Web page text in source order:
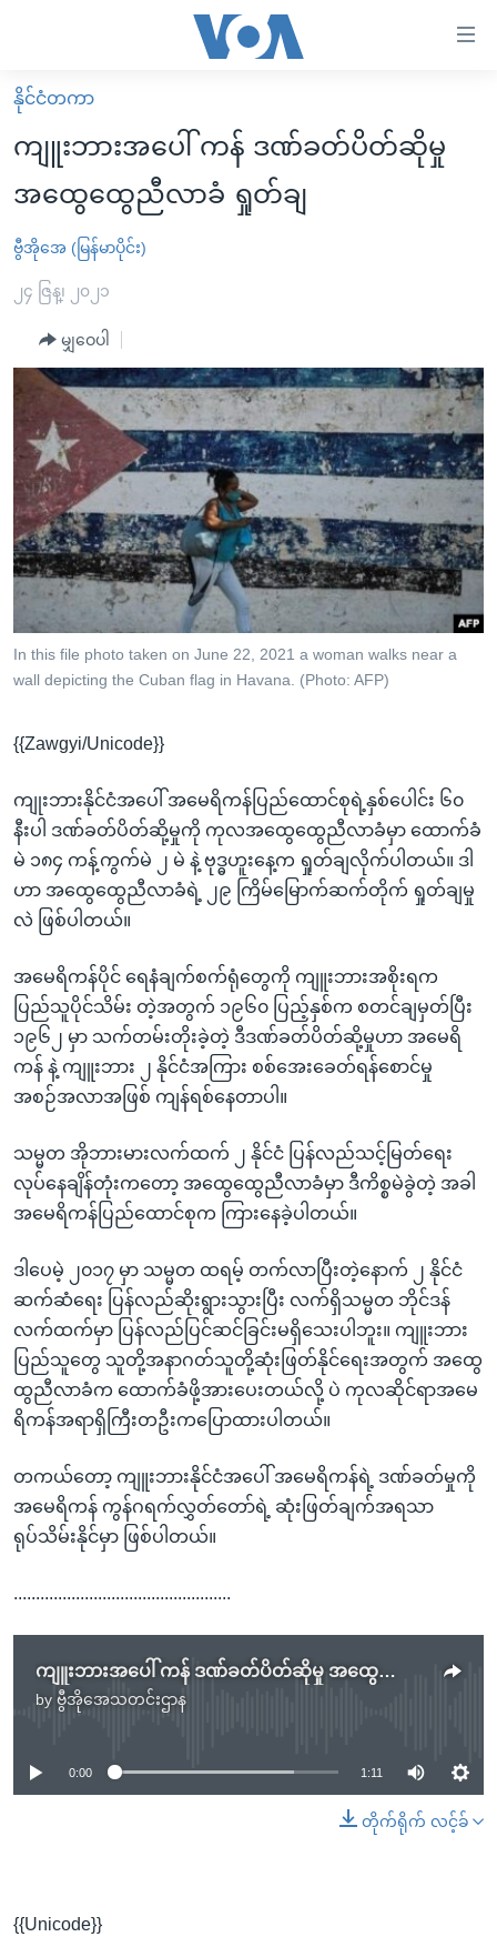
လွယ်ကူ
စေ
များ
ပင်မ
ကျော်
ပင်မ
အ
ညွန်း
စာမျက်နှာ
ကျော်
ကြည့်
ရန်
ရန်
သို့
ကျော်
ရန်
မူလစာမျက်နှာ
မြန်မာ
ကမ္ဘာ့သတင်းများ
နိုင်ငံတကာ
အမေရိကန်
အစ္စရေး-ပါလက်စတိုင်း
ဗွီဒီယို
သတင်းလွတ်လပ်ခွင့်
အင်္ဂလိပ်စာလေ့လာမယ်
အမေရိကန်သုံးအီဒီယံ
မကြေးမုံရဲ့ အင်္ဂလိပ်စာ
ရုပ်ရှင်ထဲက အင်္ဂလိပ်စာ
သုတပဒေသာ အင်္ဂလိပ်စာ
အပတ်စဉ်ကဏ္ဍများ
ရေဒီယို
တီဗွီ
ရေဒီယိုနှင့်ရုပ်သံ အချက်အလက်များ
ရေဒီယို/တီဗွီအစီအစဉ်
Learning English
ဗွီအိုအေ လူမှုကွန်ယက်များ
နိုင်ငံတကာ
ကျူးဘားအပေါ် ကန် ဒဏ်ခတ်ပိတ်ဆိုမှု
အထွေထွေညီလာခံ ရှုတ်ချ
ဗွီအိုအေ (မြန်မာပိုင်း)
၂၄ ဇြန္၊ ၂၀၂၁
မျှဝေပါ
In this file photo taken on June 22, 2021 a woman walks near a
wall depicting the Cuban flag in Havana. (Photo: AFP)
{{Zawgyi/Unicode}}
ကျုးဘားနိုင်ငံအပေါ် အမေရိကန်ပြည်ထောင်စုရဲ့နှစ်ပေါင်း ၆၀
နီးပါ ဒဏ်ခတ်ပိတ်ဆို့မှုကို ကုလအထွေထွေညီလာခံမှာ ထောက်ခံ
မဲ ၁၈၄ ကန့်ကွက်မဲ ၂ မဲ နဲ့ ဗုဒ္ဓဟူးနေ့က ရှုတ်ချလိုက်ပါတယ်။ ဒါ
ဟာ အထွေထွေညီလာခံရဲ့ ၂၉ ကြိမ်မြောက်ဆက်တိုက် ရှုတ်ချမှု
လဲ ဖြစ်ပါတယ်။
အမေရိကန်ပိုင် ရေနံချက်စက်ရုံတွေကို ကျူးဘားအစိုးရက
ပြည်သူပိုင်သိမ်း တဲ့အတွက် ၁၉၆၀ ပြည့်နှစ်က စတင်ချမှတ်ပြီး
၁၉၆၂ မှာ သက်တမ်းတိုးခဲ့တဲ့ ဒီဒဏ်ခတ်ပိတ်ဆို့မှုဟာ အမေရိ
ကန် နဲ့ ကျူးဘား ၂ နိုင်ငံအကြား စစ်အေးခေတ်ရန်စောင်မှု
အစဉ်အလာအဖြစ် ကျန်ရစ်နေတာပါ။
သမ္မတ အိုဘားမားလက်ထက် ၂ နိုင်ငံ ပြန်လည်သင့်မြတ်ရေး
လုပ်နေချိန်တုံးကတော့ အထွေထွေညီလာခံမှာ ဒီကိစ္စမဲခွဲတဲ့ အခါ
အမေရိကန်ပြည်ထောင်စုက ကြားနေခဲ့ပါတယ်။
ဒါပေမဲ့ ၂၀၁၇ မှာ သမ္မတ ထရမ့် တက်လာပြီးတဲ့နောက် ၂ နိုင်ငံ
ဆက်ဆံရေး ပြန်လည်ဆိုးရွားသွားပြီး လက်ရှိသမ္မတ ဘိုင်ဒန်
လက်ထက်မှာ ပြန်လည်ပြင်ဆင်ခြင်းမရှိသေးပါဘူး။ ကျူးဘား
ပြည်သူတွေ သူတို့အနာဂတ်သူတို့ဆုံးဖြတ်နိုင်ရေးအတွက် အထွေ
ထွညီလာခံက ထောက်ခံဖို့အားပေးတယ်လို့ ပဲ ကုလဆိုင်ရာအမေ
ရိကန်အရာရှိကြီးတဦးကပြောထားပါတယ်။
တကယ်တော့ ကျူးဘားနိုင်ငံအပေါ် အမေရိကန်ရဲ့ ဒဏ်ခတ်မှုကို
အမေရိကန် ကွန်ဂရက်လွှတ်တော်ရဲ့ ဆုံးဖြတ်ချက်အရသာ
ရုပ်သိမ်းနိုင်မှာ ဖြစ်ပါတယ်။
.................................................
ကျူးဘားအပေါ် ကန် ဒဏ်ခတ်ပိတ်ဆိုမှု အထွေထွေညီလာခံ ရှုတ်ချ
by ဗွီအိုအေသတင်းဌာန
No media source currently available
0:00 1:11
တိုက်ရိုက် လင့်ခ်
{{Unicode}}